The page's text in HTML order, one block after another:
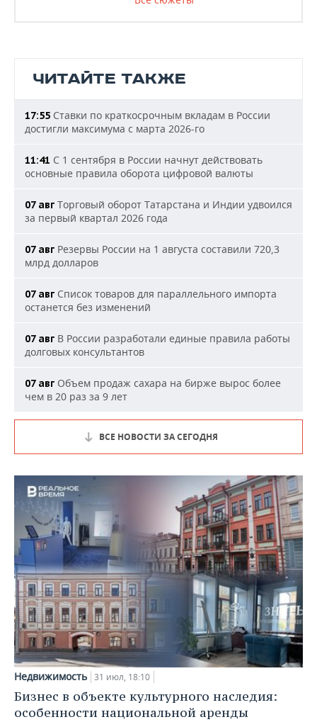
ЧИТАЙТЕ ТАКЖЕ
17:55 Ставки по краткосрочным вкладам в России
достигли максимума с марта 2026-го
11:41 С 1 сентября в России начнут действовать
основные правила оборота цифровой валюты
07 авг Торговый оборот Татарстана и Индии удвоился
за первый квартал 2026 года
07 авг Резервы России на 1 августа составили 720,3
млрд долларов
07 авг Список товаров для параллельного импорта
останется без изменений
07 авг В России разработали единые правила работы
долговых консультантов
07 авг Объем продаж сахара на бирже вырос более
чем в 20 раз за 9 лет
ВСЕ НОВОСТИ ЗА СЕГОДНЯ
Недвижимость 31 июл, 18:10
Бизнес в объекте культурного наследия:
особенности национальной аренды